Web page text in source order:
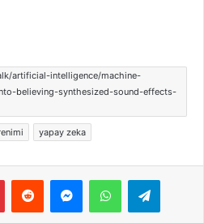
artificial-intelligence/machine-
believing-synthesized-sound-effects-
yapay zeka
PinterestReddit MessengerWhatsApp